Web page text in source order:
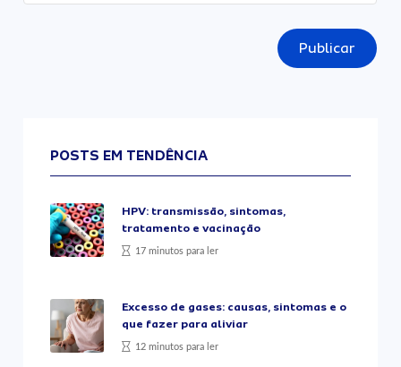
Publicar
POSTS EM TENDÊNCIA
HPV: transmissão, sintomas,
tratamento e vacinação
17 minutos para ler
Excesso de gases: causas, sintomas e o
que fazer para aliviar
12 minutos para ler